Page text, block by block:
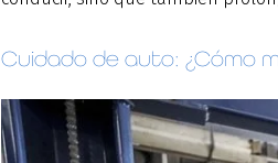
Cuidado de auto: ¿Cómo